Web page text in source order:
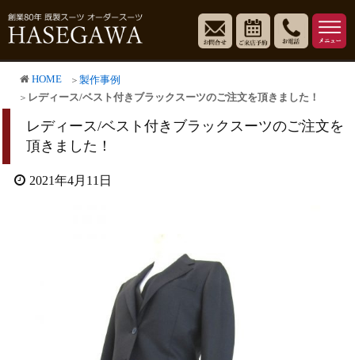
HOME
製作事例
レディース/ベスト付きブラックスーツのご注文を頂きました！
レディース/ベスト付きブラックスーツのご注文を
頂きました！
2021年4月11日